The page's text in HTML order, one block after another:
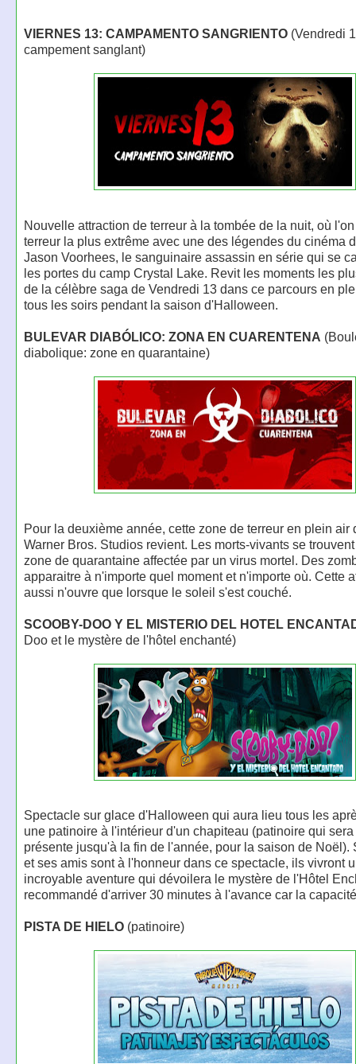
VIERNES 13: CAMPAMENTO SANGRIENTO(Vendredi
campement sanglant)
Nouvelle attraction de terreur à la tombée de la nuit, où
terreur la plus extrême avec une des légendes du cinéma
Jason Voorhees, le sanguinaire assassin en série qui se
les portes du camp Crystal Lake. Revit les moments les
de la célèbre saga de Vendredi 13 dans ce parcours en
tous les soirs pendant la saison d'Halloween.
BULEVAR DIABÓLICO: ZONA EN CUARENTENA
diabolique: zone en quarantaine)
Pour la deuxième année, cette zone de terreur en plein air
Warner Bros. Studios revient. Les morts-vivants se
zone de quarantaine affectée par un virus mortel. Des
apparaitre à n'importe quel moment et n'importe où. Cette
aussi n'ouvre que lorsque le soleil s'est couché.
SCOOBY-DOO Y EL MISTERIO DEL HOTEL
Doo et le mystère de l'hôtel enchanté)
Spectacle sur glace d'Halloween qui aura lieu tous les
une patinoire à l'intérieur d'un chapiteau (patinoire qui
présente jusqu'à la fin de l'année, pour la saison de Noël).
et ses amis sont à l'honneur dans ce spectacle, ils vivront
incroyable aventure qui dévoilera le mystère de l'Hôtel
recommandé d'arriver 30 minutes à l'avance car la
PISTA DE HIELO(patinoire)